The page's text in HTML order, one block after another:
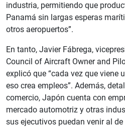
industria, permitiendo que
Panamá sin largas esperas
otros aeropuertos”.
En tanto, Javier Fábrega,
Council of Aircraft Owner and
explicó que “cada vez que viene
eso crea empleos”. Además,
comercio, Japón cuenta con
mercado automotriz y otras
sus ejecutivos puedan venir al